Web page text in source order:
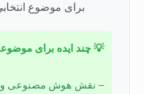
برای موضوع
💡 چند ایده برای
– نقش هوش مصنوعی و